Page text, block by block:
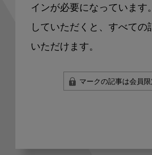
インが必要になっています
していただくと、すべての
いただけます。
マークの記事は会員限